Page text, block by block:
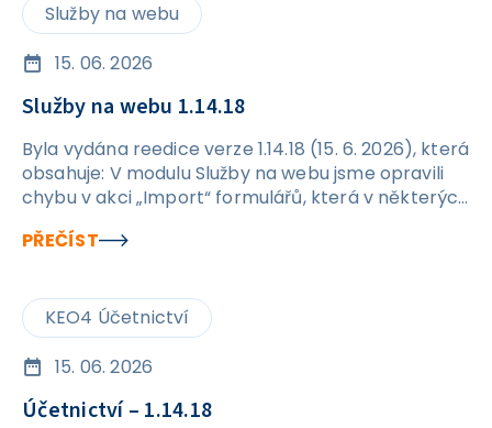
Služby na webu
15. 06. 2026
Služby na webu 1.14.18
Byla vydána reedice verze 1.14.18 (15. 6. 2026), která
obsahuje: V modulu Služby na webu jsme opravili
chybu v akci „Import“ formulářů, která v některých
formulářů.
PŘEČÍST
KEO4 Účetnictví
15. 06. 2026
Účetnictví – 1.14.18